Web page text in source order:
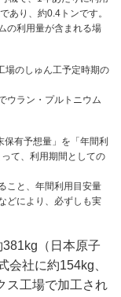
あり、約0.4トンです。
の利用量が含まれる場
場のしゅん工予定時期の
ウラン・プルトニウム
保有予想量」を「年間利
て、利用期間としての
こと、年間利用目安量
どにより、必ずしも実
（日本原子
会社に約154kg、
ス工場で加工され